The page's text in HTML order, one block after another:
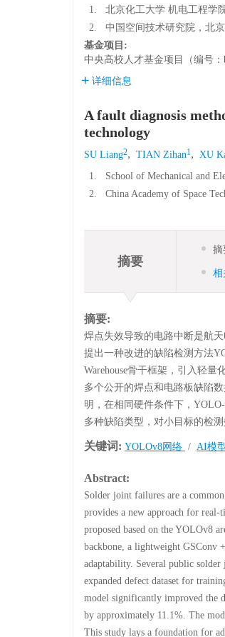
1.
北京化工大学 机电工程学
2.
中国空间技术研究院，北京
基金项目:
中央高校人才基金项目（编号：
详细信息
A fault diagnosis
technology
SU Liang2, TIAN Zihan1, XU
1.
School of Mechanical and
2.
China Academy of Space
摘要
摘
相
摘要:
焊点失效导致的电路中断是航
提出一种改进的缺陷检测方法
Warehouse骨干框架，引入轻
多个公开的焊点和电路板缺陷
明，在相同硬件条件下，
多种缺陷类型，对小目标的检
关键词: YOLOv8网络 / AI模
Abstract:
Solder joint failures are a
provides a new approach for
proposed based on the YOLOv8
backbone, a lightweight GSConv
adaptability. Several public solder
expanded defect dataset for
model significantly improved the
by approximately 11.1%. The
This study lays a foundation for